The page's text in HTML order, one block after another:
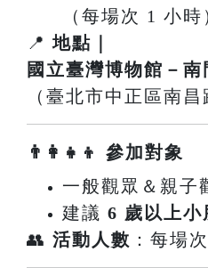
（每場次 1 小時
📍地點｜
國立臺灣博物館－南
（臺北市中正區南昌
👨‍👩‍👧‍👦 參加對象
一般觀眾＆親子
建議 6 歲以上小
👥 活動人數 ：每場